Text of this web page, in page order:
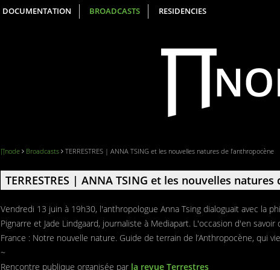
DOCUMENTATION BROADCASTS RESIDENCIES
∏node Broadcasts TERRESTRES | ANNA TSING et les nouvelles natures de l’anthropocène
TERRESTRES | ANNA TSING et les nouvelles
Vendredi 13 juin à 19h30, l'anthropologue Anna Tsing dialoguait avec la
Pignarre et Jade Lindgaard, journaliste à Mediapart. L'occasion d'en
France : Notre nouvelle nature. Guide de terrain de l’Anthropocène, qui
~
Rencontre publique organisée par la revue Terrestres